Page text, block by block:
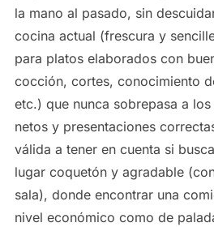
la mano al pasado, sin
cocina actual (frescura y
para platos elaborados con
cocción, cortes, conocimiento
etc.) que nunca sobrepasa a
netos y presentaciones
válida a tener en cuenta si
lugar coquetón y agradable
sala), donde encontrar una
nivel económico como de